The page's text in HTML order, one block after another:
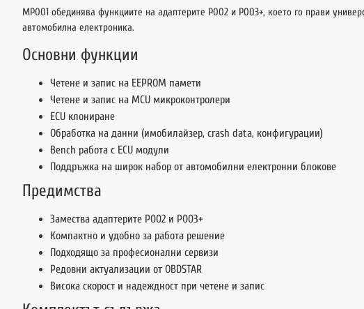
MP001 обединява функциите на адаптерите P002 и P003+, което го прави
автомобилна електроника.
Основни функции
Четене и запис на EEPROM памети
Четене и запис на MCU микроконтролери
ECU клониране
Обработка на данни (имобилайзер, crash data, конфигурации)
Bench работа с ECU модули
Поддръжка на широк набор от автомобилни електронни блокове
Предимства
Замества адаптерите P002 и P003+
Компактно и удобно за работа решение
Подходящо за професионални сервизи
Редовни актуализации от OBDSTAR
Висока скорост и надеждност при четене и запис